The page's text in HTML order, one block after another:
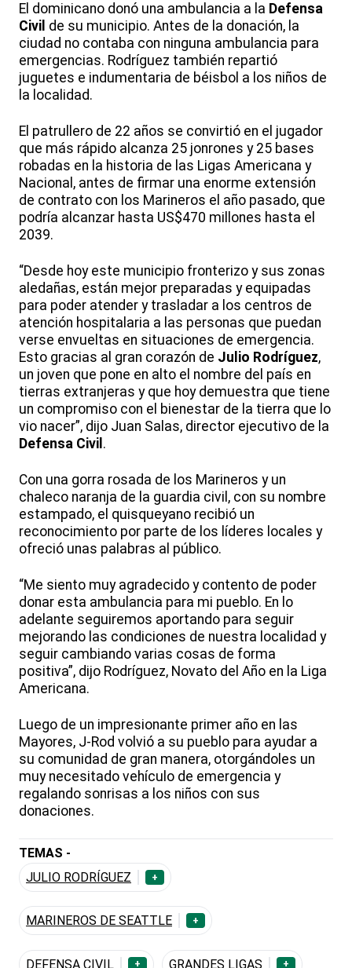
El dominicano donó una ambulancia a la Defensa
Civil de su municipio. Antes de la donación, la
ciudad no contaba con ninguna ambulancia para
emergencias. Rodríguez también repartió
juguetes e indumentaria de béisbol a los niños de
la localidad.
El patrullero de 22 años se convirtió en el jugador
que más rápido alcanza 25 jonrones y 25 bases
robadas en la historia de las Ligas Americana y
Nacional, antes de firmar una enorme extensión
de contrato con los Marineros el año pasado, que
podría alcanzar hasta US$470 millones hasta el
2039.
“Desde hoy este municipio fronterizo y sus zonas
aledañas, están mejor preparadas y equipadas
para poder atender y trasladar a los centros de
atención hospitalaria a las personas que puedan
verse envueltas en situaciones de emergencia.
Esto gracias al gran corazón de Julio Rodríguez,
un joven que pone en alto el nombre del país en
tierras extranjeras y que hoy demuestra que tiene
un compromiso con el bienestar de la tierra que lo
vio nacer”, dijo Juan Salas, director ejecutivo de la
Defensa Civil .
Con una gorra rosada de los Marineros y un
chaleco naranja de la guardia civil, con su nombre
estampado, el quisqueyano recibió un
reconocimiento por parte de los líderes locales y
ofreció unas palabras al público.
“Me siento muy agradecido y contento de poder
donar esta ambulancia para mi pueblo. En lo
adelante seguiremos aportando para seguir
mejorando las condiciones de nuestra localidad y
seguir cambiando varias cosas de forma
positiva”, dijo Rodríguez, Novato del Año en la Liga
Americana.
Luego de un impresionante primer año en las
Mayores, J-Rod volvió a su pueblo para ayudar a
su comunidad de gran manera, otorgándoles un
muy necesitado vehículo de emergencia y
regalando sonrisas a los niños con sus
donaciones.
TEMAS -
JULIO RODRÍGUEZ
+
MARINEROS DE SEATTLE +
DEFENSA CIVIL + GRANDES LIGAS +